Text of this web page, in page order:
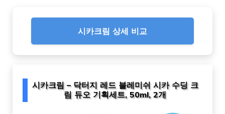
시카크림 상세 비교
시카크림 – 닥터지 레드 블레미쉬 시카 수딩 크
림 듀오 기획세트, 50ml, 2개